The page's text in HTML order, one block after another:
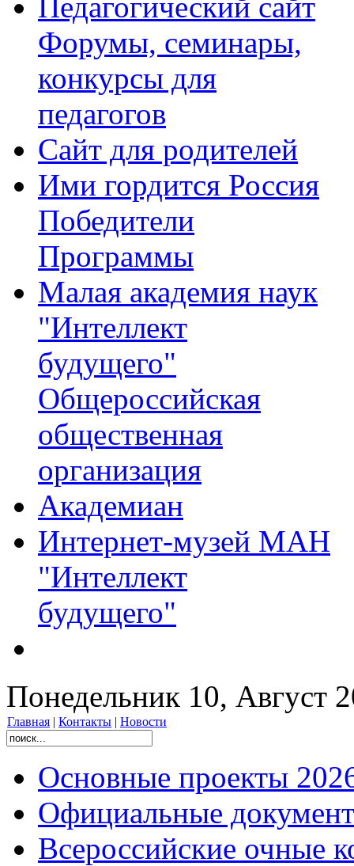
Форумы, семинары,
конкурсы для
педагогов
Сайт для родителей
Ими гордится Россия
Победители
Программы
Малая академия наук
"Интеллект
будущего"
Общероссийская
общественная
организация
Академиан
Интернет-музей МАН
"Интеллект
будущего"
Понедельник 10, Август
Главная | Контакты | Новости
Основные проекты
Официальные
Всероссийские очные